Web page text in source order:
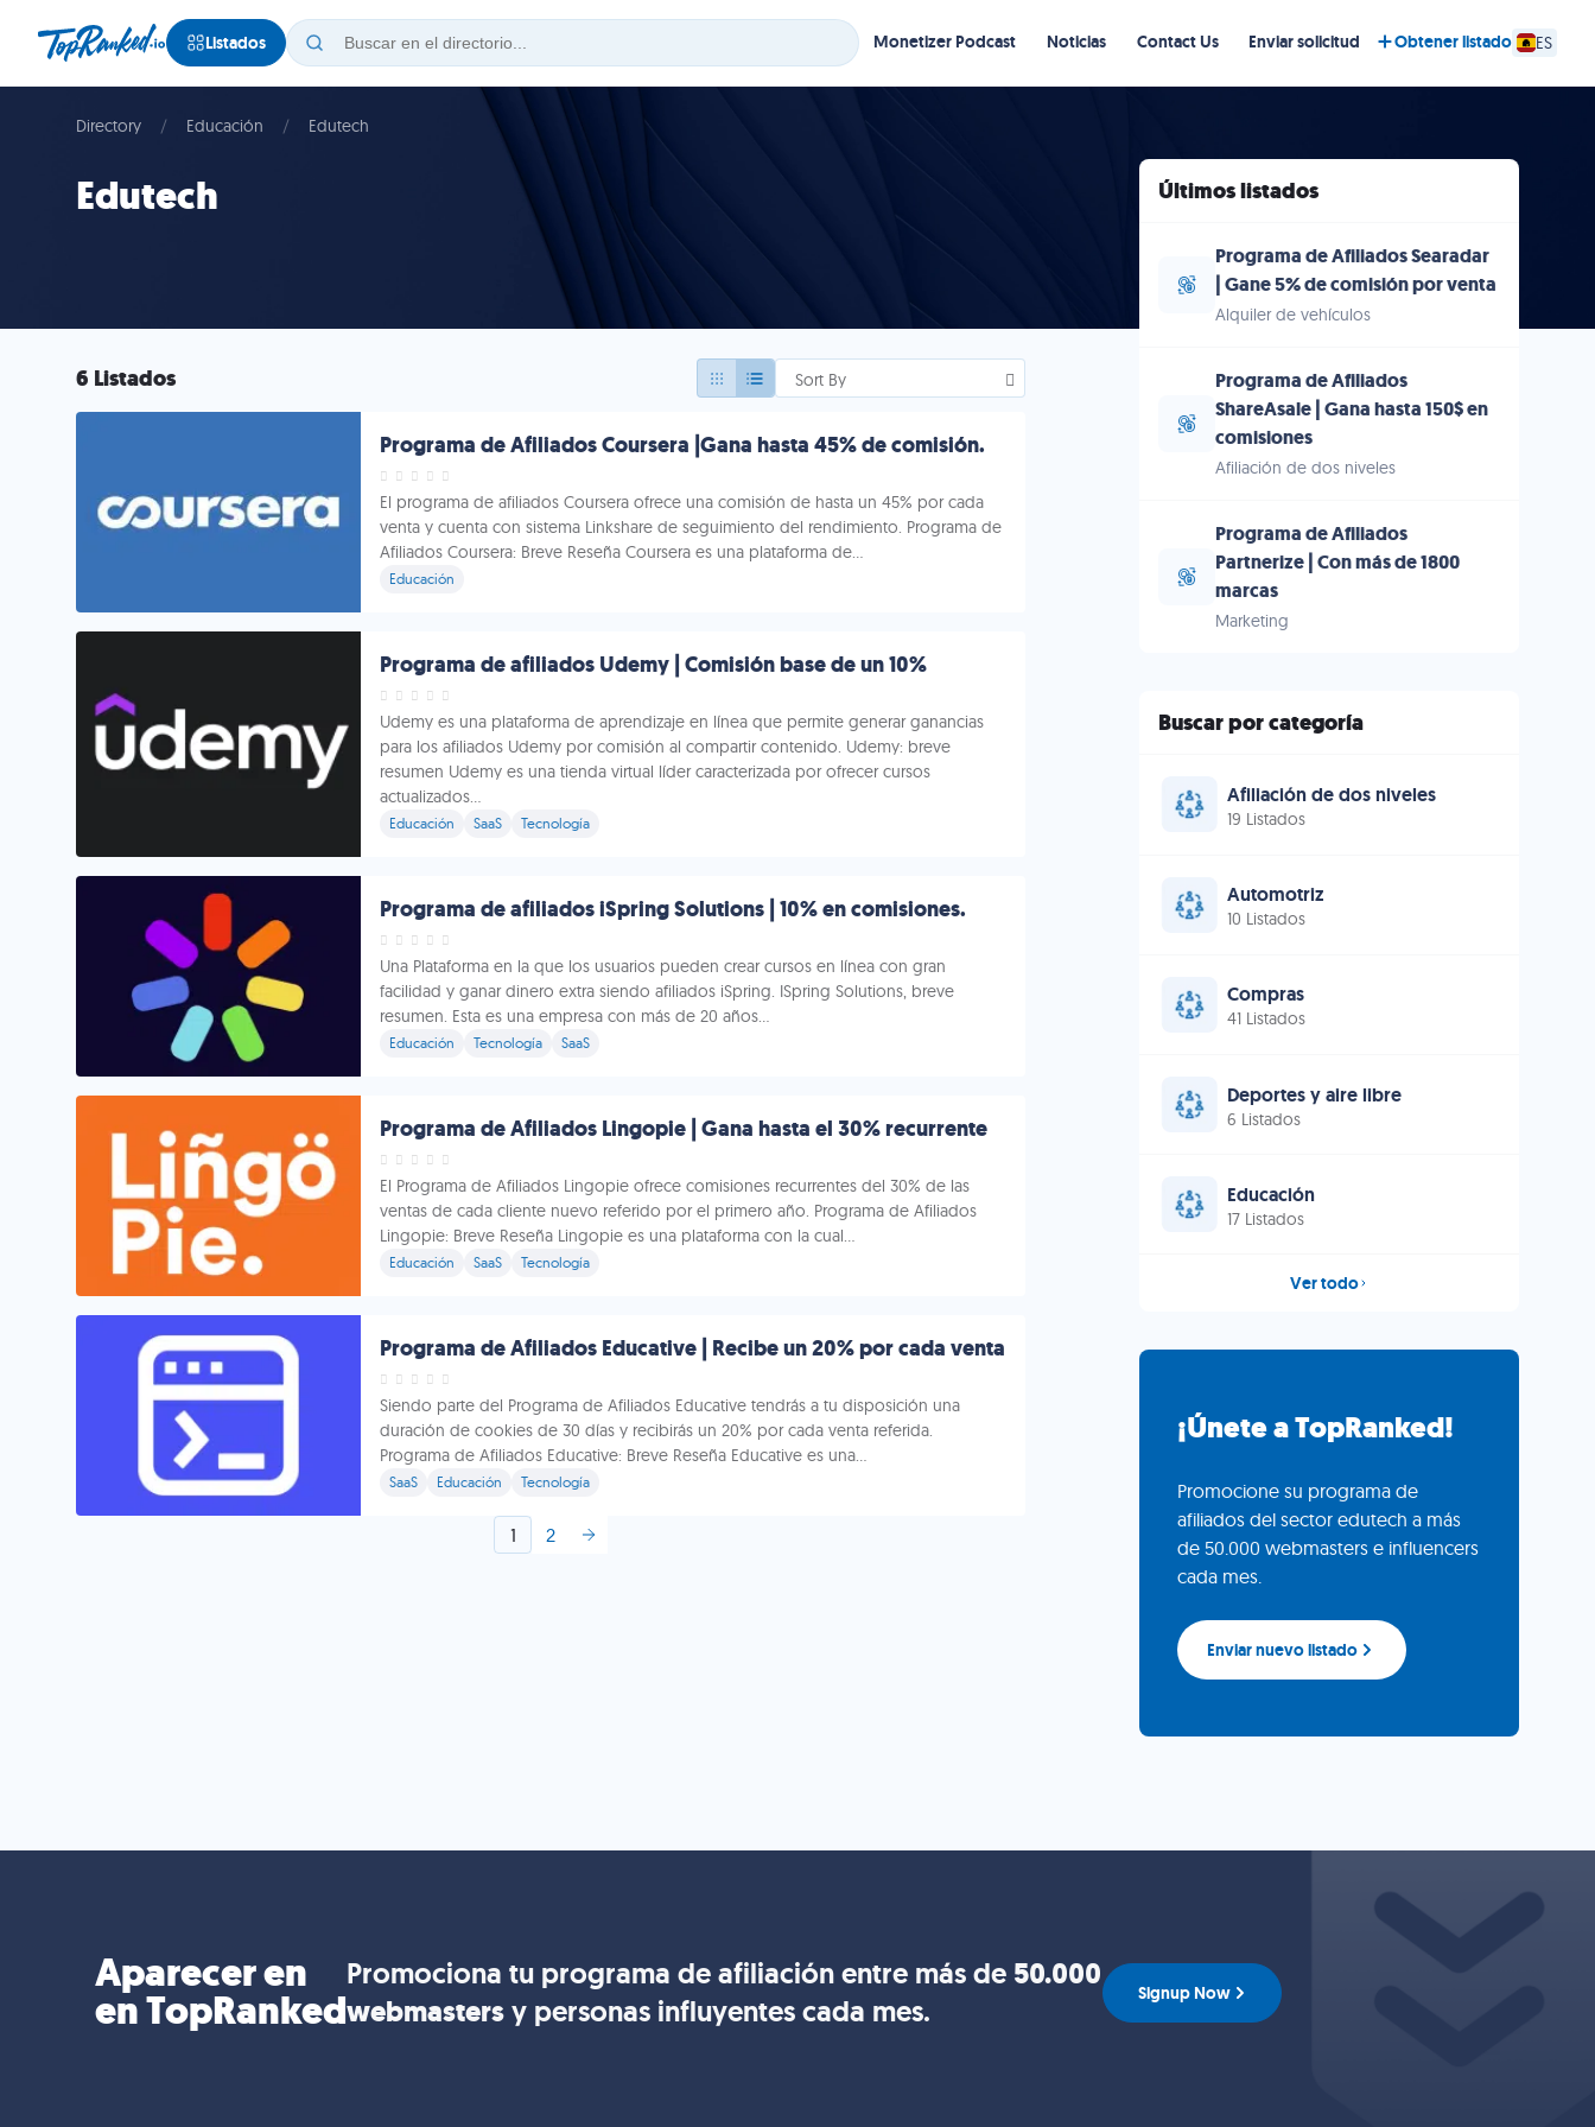
Listados Monetizer Podcast Noticias Contact Us Enviar solicitud Obtener listado ES
Directory Educación Edutech
Edutech
6 Listados Sort By
Programa de Afiliados Coursera |Gana hasta 45% de comisión.
El programa de afiliados Coursera ofrece una comisión de hasta un 45% por cada
venta y cuenta con sistema Linkshare de seguimiento del rendimiento. Programa de
Afiliados Coursera: Breve Reseña Coursera es una plataforma de...
Educación
Programa de afiliados Udemy | Comisión base de un 10%
Udemy es una plataforma de aprendizaje en línea que permite generar ganancias
para los afiliados Udemy por comisión al compartir contenido. Udemy: breve
resumen Udemy es una tienda virtual líder caracterizada por ofrecer cursos
actualizados...
Educación SaaS Tecnología
Programa de afiliados iSpring Solutions | 10% en comisiones.
Una Plataforma en la que los usuarios pueden crear cursos en línea con gran
facilidad y ganar dinero extra siendo afiliados iSpring. ISpring Solutions, breve
resumen. Esta es una empresa con más de 20 años...
Educación Tecnología SaaS
Programa de Afiliados Lingopie | Gana hasta el 30% recurrente
El Programa de Afiliados Lingopie ofrece comisiones recurrentes del 30% de las
ventas de cada cliente nuevo referido por el primero año. Programa de Afiliados
Lingopie: Breve Reseña Lingopie es una plataforma con la cual...
Educación SaaS Tecnología
Programa de Afiliados Educative | Recibe un 20% por cada venta
Siendo parte del Programa de Afiliados Educative tendrás a tu disposición una
duración de cookies de 30 días y recibirás un 20% por cada venta referida.
Programa de Afiliados Educative: Breve Reseña Educative es una...
SaaS Educación Tecnología
1 2
Últimos listados
Programa de Afiliados Searadar
| Gane 5% de comisión por venta
Alquiler de vehículos
Programa de Afiliados
ShareAsale | Gana hasta 150$ en
comisiones
Afiliación de dos niveles
Programa de Afiliados
Partnerize | Con más de 1800
marcas
Marketing
Buscar por categoría
Afiliación de dos niveles
19 Listados
Automotriz
10 Listados
Compras
41 Listados
Deportes y aire libre
6 Listados
Educación
17 Listados
Ver todo
¡Únete a TopRanked!
Promocione su programa de
afiliados del sector edutech a más
de 50.000 webmasters e influencers
cada mes.
Enviar nuevo listado
Aparecer en
en TopRanked
Promociona tu programa de afiliación entre más de 50.000
webmastersy personas influyentes cada mes. Signup Now